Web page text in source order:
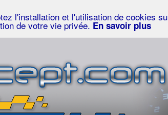
l'installation et l'utilisation de cookies
de votre vie privée. En savoir plus